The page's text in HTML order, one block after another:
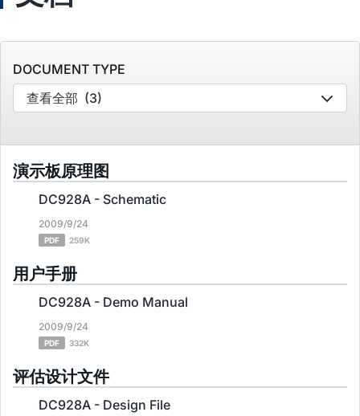
DOCUMENT TYPE
查看全部 (3)
演示板原理图
DC928A - Schematic
2009/9/24
PDF 259K
用户手册
DC928A - Demo Manual
2009/9/24
PDF 332K
评估设计文件
DC928A - Design File